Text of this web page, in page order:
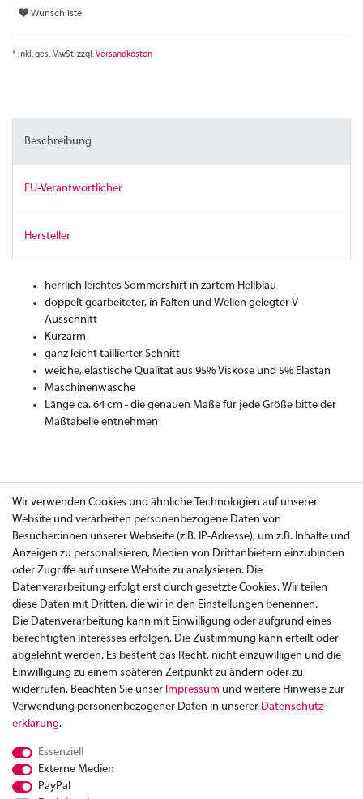
Wunschliste
* inkl. ges. MwSt. zzgl.Versandkosten
Beschreibung
EU-Verantwortlicher
Hersteller
herrlich leichtes Sommershirt in zartem Hellblau
doppelt gearbeiteter, in Falten und Wellen gelegter V-
Ausschnitt
Kurzarm
ganz leicht taillierter Schnitt
weiche, elastische Qualität aus 95% Viskose und 5% Elastan
Maschinenwäsche
Länge ca. 64 cm - die genauen Maße für jede Größe bitte der
Maßtabelle entnehmen
Zahlung
Rücksendung
Datenschutzerklärung
Wir verwenden Cookies und ähnliche Technologien auf unserer
Website und verarbeiten personenbezogene Daten von
Besucher:innen unserer Webseite (z.B. IP-Adresse), um z.B. Inhalte und
Anzeigen zu personalisieren, Medien von Drittanbietern einzubinden
oder Zugriffe auf unsere Website zu analysieren. Die
Datenverarbeitung erfolgt erst durch gesetzte Cookies. Wir teilen
diese Daten mit Dritten, die wir in den Einstellungen benennen.
Die Datenverarbeitung kann mit Einwilligung oder aufgrund eines
berechtigten Interesses erfolgen. Die Zustimmung kann erteilt oder
abgelehnt werden. Es besteht das Recht, nicht einzuwilligen und die
Einwilligung zu einem späteren Zeitpunkt zu ändern oder zu
widerrufen. Beachten Sie unser Impressum und weitere Hinweise zur
Verwendung personenbezogener Daten in unserer Daten­schutz­
erklärung.
Essenziell
Externe Medien
PayPal